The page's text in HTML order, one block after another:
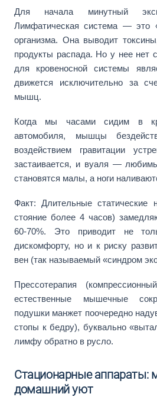
Для начала минутный
Лимфатическая система — это
организма. Она выводит
продукты распада. Но у нее нет
для кровеносной системы
движется исключительно за
мышц.
Когда мы часами сидим в
автомобиля, мышцы
воздействием гравитации
застаивается, и вуаля —
становятся малы, а ноги
Факт: Длительные статические
стояние более 4 часов)
60-70%. Это приводит не
дискомфорту, но и к риску
вен (так называемый «синдром
Прессотерапия
естественные мышечные
подушки манжет поочередно
стопы к бедру), буквально
лимфу обратно в русло.
Стационарные аппараты:
домашний уют